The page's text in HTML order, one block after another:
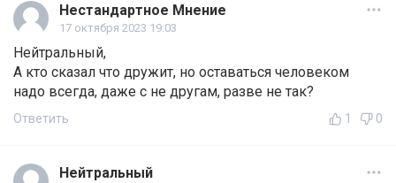
Нестандартное Мнение
17 октября 2023 19:03
Нейтральный,
А кто сказал что дружит, но оставаться человеком
надо всегда, даже с не другам, разве не так?
Ответить 1 0
Нейтральный